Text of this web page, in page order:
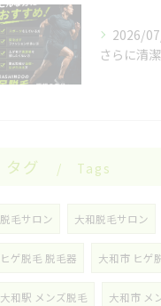
2026/
タグ Tags
脱毛サロン 大和脱毛サロン
ヒゲ脱毛 脱毛器 大和市 ヒゲ
大和駅 メンズ脱毛 大和市 メ